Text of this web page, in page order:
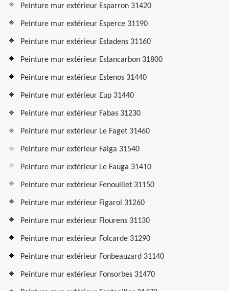
Peinture mur extérieur Esparron 31420
Peinture mur extérieur Esperce 31190
Peinture mur extérieur Estadens 31160
Peinture mur extérieur Estancarbon 31800
Peinture mur extérieur Estenos 31440
Peinture mur extérieur Eup 31440
Peinture mur extérieur Fabas 31230
Peinture mur extérieur Le Faget 31460
Peinture mur extérieur Falga 31540
Peinture mur extérieur Le Fauga 31410
Peinture mur extérieur Fenouillet 31150
Peinture mur extérieur Figarol 31260
Peinture mur extérieur Flourens 31130
Peinture mur extérieur Folcarde 31290
Peinture mur extérieur Fonbeauzard 31140
Peinture mur extérieur Fonsorbes 31470